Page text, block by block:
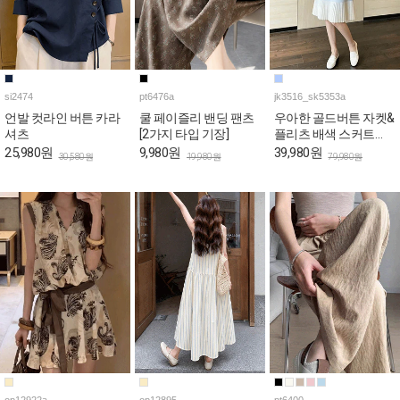
si2474
언발 컷라인 버튼 카라
셔츠
25,980원 30,580원
pt6476a
쿨 페이즐리 밴딩 팬츠
[2가지 타입 기장]
9,980원 19,980원
jk3516_sk5353a
우아한 골드버튼 자켓&
플리츠 배색 스커트
2SET
39,980원 79,980원